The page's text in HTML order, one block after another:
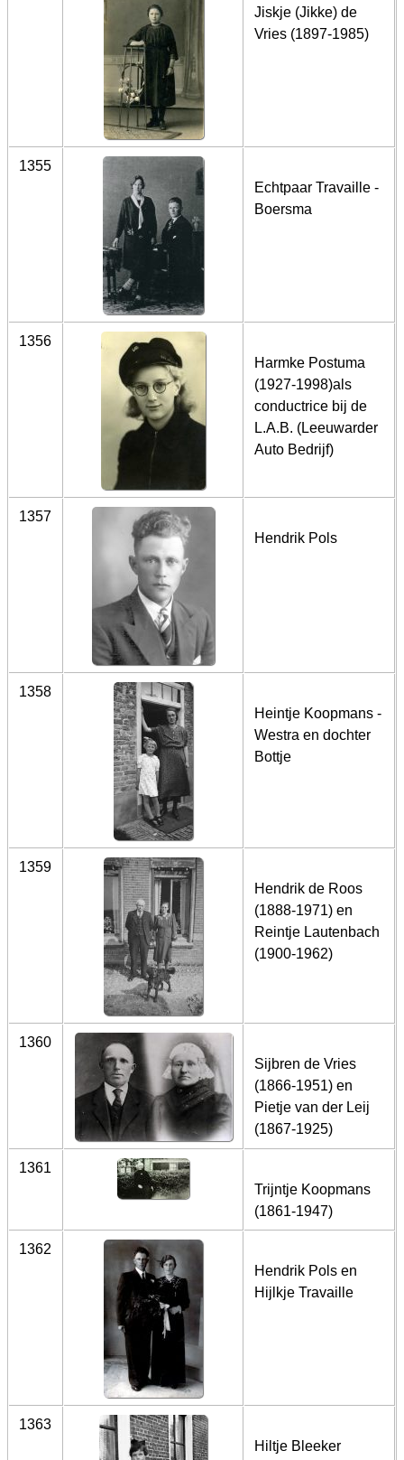
Jiskje (Jikke) de
Vries (1897-1985)
1355
Echtpaar Travaille -
Boersma
1356
Harmke Postuma
(1927-1998)als
conductrice bij de
L.A.B. (Leeuwarder
Auto Bedrijf)
1357
Hendrik Pols
1358
Heintje Koopmans -
Westra en dochter
Bottje
1359
Hendrik de Roos
(1888-1971) en
Reintje Lautenbach
(1900-1962)
1360
Sijbren de Vries
(1866-1951) en
Pietje van der Leij
(1867-1925)
1361
Trijntje Koopmans
(1861-1947)
1362
Hendrik Pols en
Hijlkje Travaille
1363
Hiltje Bleeker